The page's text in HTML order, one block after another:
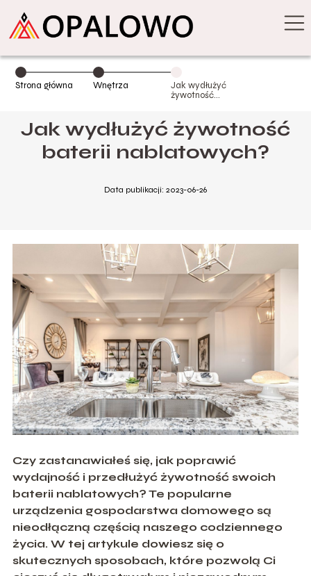
Strona główna Wnętrza
Jak wydłużyć
żywotność
Jak wydłużyć żywotność
baterii nablatowych?
Data publikacji: 2023-06-26
Czy zastanawiałeś się, jak poprawić
wydajność i przedłużyć żywotność swoich
baterii nablatowych? Te popularne
urządzenia gospodarstwa domowego są
nieodłączną częścią naszego codziennego
życia. W tej artykule dowiesz się o
skutecznych sposobach, które pozwolą Ci